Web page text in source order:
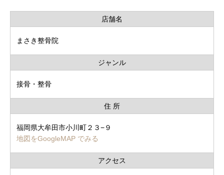
店舗名
まさき整骨院
ジャンル
接骨・整骨
住 所
福岡県大牟田市小川町２３−９
地図をGoogleMAP でみる
アクセス